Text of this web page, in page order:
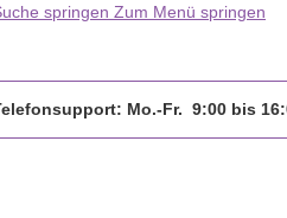
springen Zum Menü springen
bis 14.00Uhr
Mo.-Fr. 9:00 bis